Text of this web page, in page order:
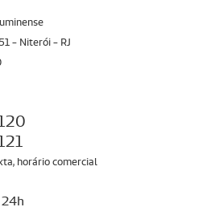
- Niterói - RJ
horário comercial